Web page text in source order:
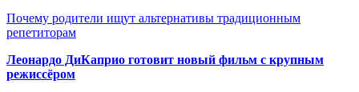
Почему родители ищут альтернативы традиционным
репетиторам
Леонардо ДиКаприо готовит новый фильм с крупным
режиссёром